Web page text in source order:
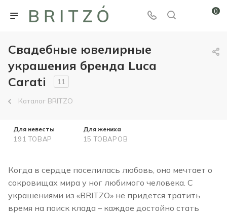
0
Свадебные ювелирные
украшения бренда Luca
Carati
11
Каталог BRITZO
Для невесты
191 ТОВАР
Для жениха
15 ТОВАРОВ
Когда в сердце поселилась любовь, оно мечтает о
сокровищах мира у ног любимого человека. С
украшениями из «BRITZO» не придется тратить
время на поиск клада – каждое достойно стать